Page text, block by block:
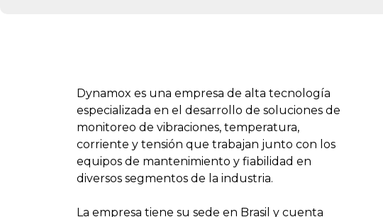
Dynamox es una empresa de alta tecnología
especializada en el desarrollo de soluciones de
monitoreo de vibraciones, temperatura,
corriente y tensión que trabajan junto con los
equipos de mantenimiento y fiabilidad en
diversos segmentos de la industria.
La empresa tiene su sede en Brasil y cuenta